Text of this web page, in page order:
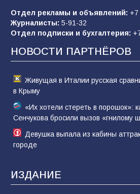
«Слухами Москву не
заявления Киева о
отчаяние, а не разведка
81 02.08.2026
Отдел рекламы и объявлений: +7
Журналисты: 5-91-32
Отдел подписки и бухгалтерия:
НОВОСТИ ПАРТНЁРОВ
Живущая в Италии русская
в Крыму
«Их хотели стереть в порошок»:
Сенчукова бросили вызов «гнилому
Девушка выпала из кабины
городе
ИЗДАНИЕ